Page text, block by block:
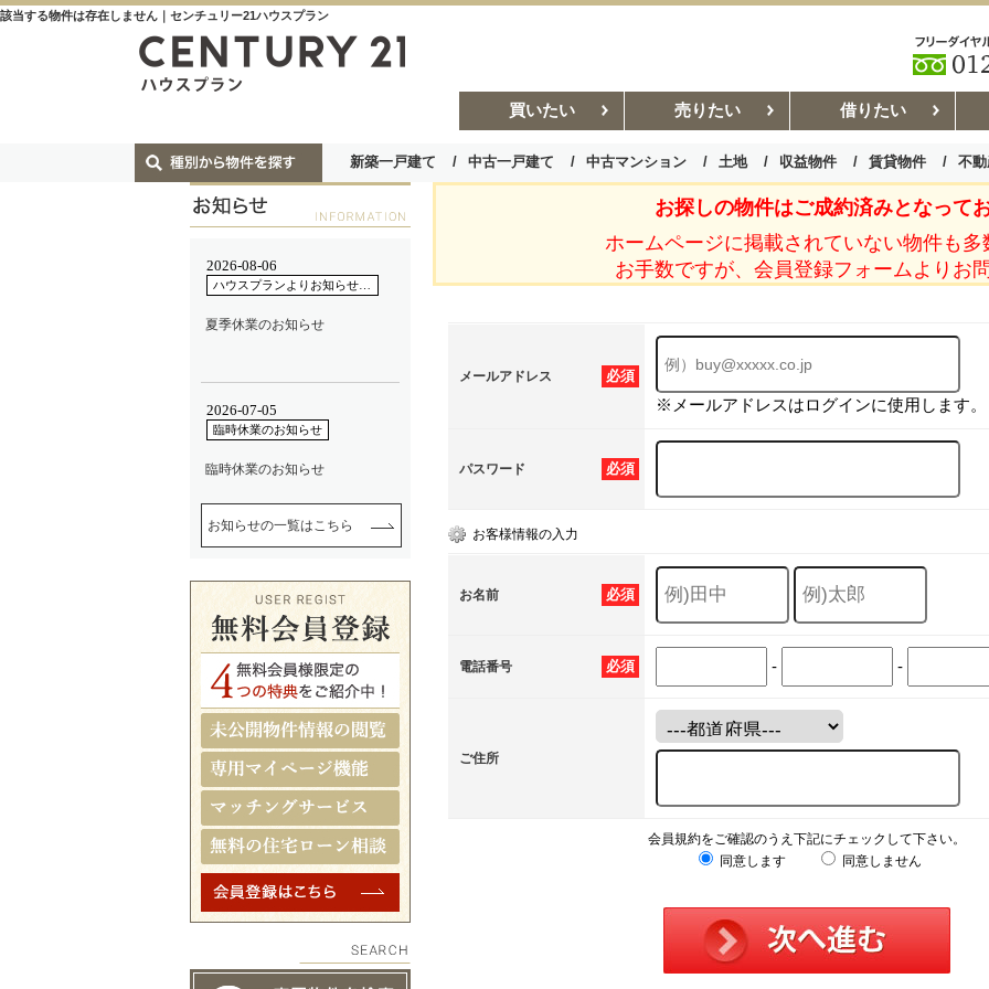
該当する物件は存在しません｜センチュリー21ハウスプラン
買いたい 売りたい 借りたい
新築一戸建て 中古一戸建て 中古マンション 土地 収益物件 賃貸物件 不
お部屋探しコラム 賃貸管理コ
お探しの物件はご成約済みとなってお
ホームページに掲載されていない物件も多
お手数ですが、会員登録フォームよりお
必須
メールアドレス
※メールアドレスはログインに使用します。
必須
パスワード
お客様情報の入力
必須
お名前
必須
電話番号 - -
ご住所
会員規約をご確認のうえ下記にチェックして下さい。
同意します
同意しません
お知らせの一覧はこちら